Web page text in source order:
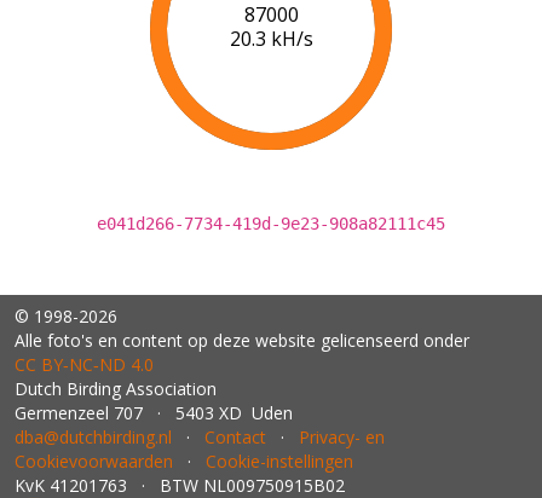
89000
20.5 kH/s
e041d266-7734-419d-9e23-908a82111c45
© 1998-2026
Alle foto's en content op deze website gelicenseerd onder
CC BY‑NC‑ND 4.0
Dutch Birding Association
Germenzeel 707 · 5403 XD Uden
dba@dutchbirding.nl · Contact · Privacy- en
Cookievoorwaarden · Cookie-instellingen
KvK 41201763 · BTW NL009750915B02